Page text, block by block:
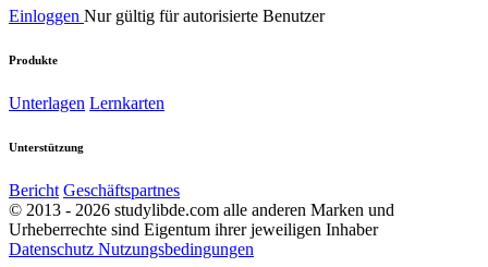
Einloggen Nur gültig für autorisierte Benutzer
Produkte
Unterlagen Lernkarten
Unterstützung
Bericht Geschäftspartnes
© 2013 - 2026 studylibde.com alle anderen Marken und
Urheberrechte sind Eigentum ihrer jeweiligen Inhaber
Datenschutz Nutzungsbedingungen